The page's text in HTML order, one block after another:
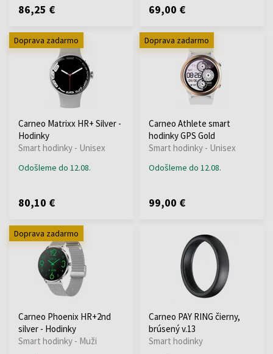
86,25 € 69,00 €
Doprava zadarmo
Carneo Matrixx HR+ Silver -
Hodinky
Smart hodinky - Unisex
Odošleme do 12.08.
80,10 €
Doprava zadarmo
Carneo Athlete smart
hodinky GPS Gold
Smart hodinky - Unisex
Odošleme do 12.08.
99,00 €
Doprava zadarmo
Carneo Phoenix HR+2nd
silver - Hodinky
Smart hodinky - Muži
Carneo PAY RING čierny,
brúsený v.13
Smart hodinky